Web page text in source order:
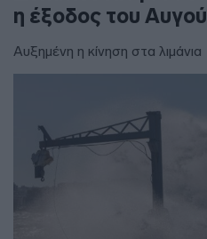
η έξοδος του
Αυξημένη η κίνηση στα λιμάνια